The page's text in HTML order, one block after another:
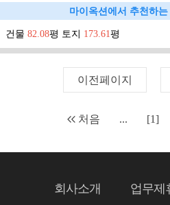
마이옥션에서 추천하
건물 82.08평 토지 173.61평
이전페이지
처음 ... [1]
회사소개 업무제